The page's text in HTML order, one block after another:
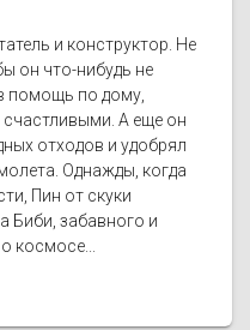
и конструктор. Не
он что-нибудь не
помощь по дому,
счастливыми. А еще он
отходов и удобрял
Однажды, когда
Пин от скуки
Биби, забавного и
космосе...